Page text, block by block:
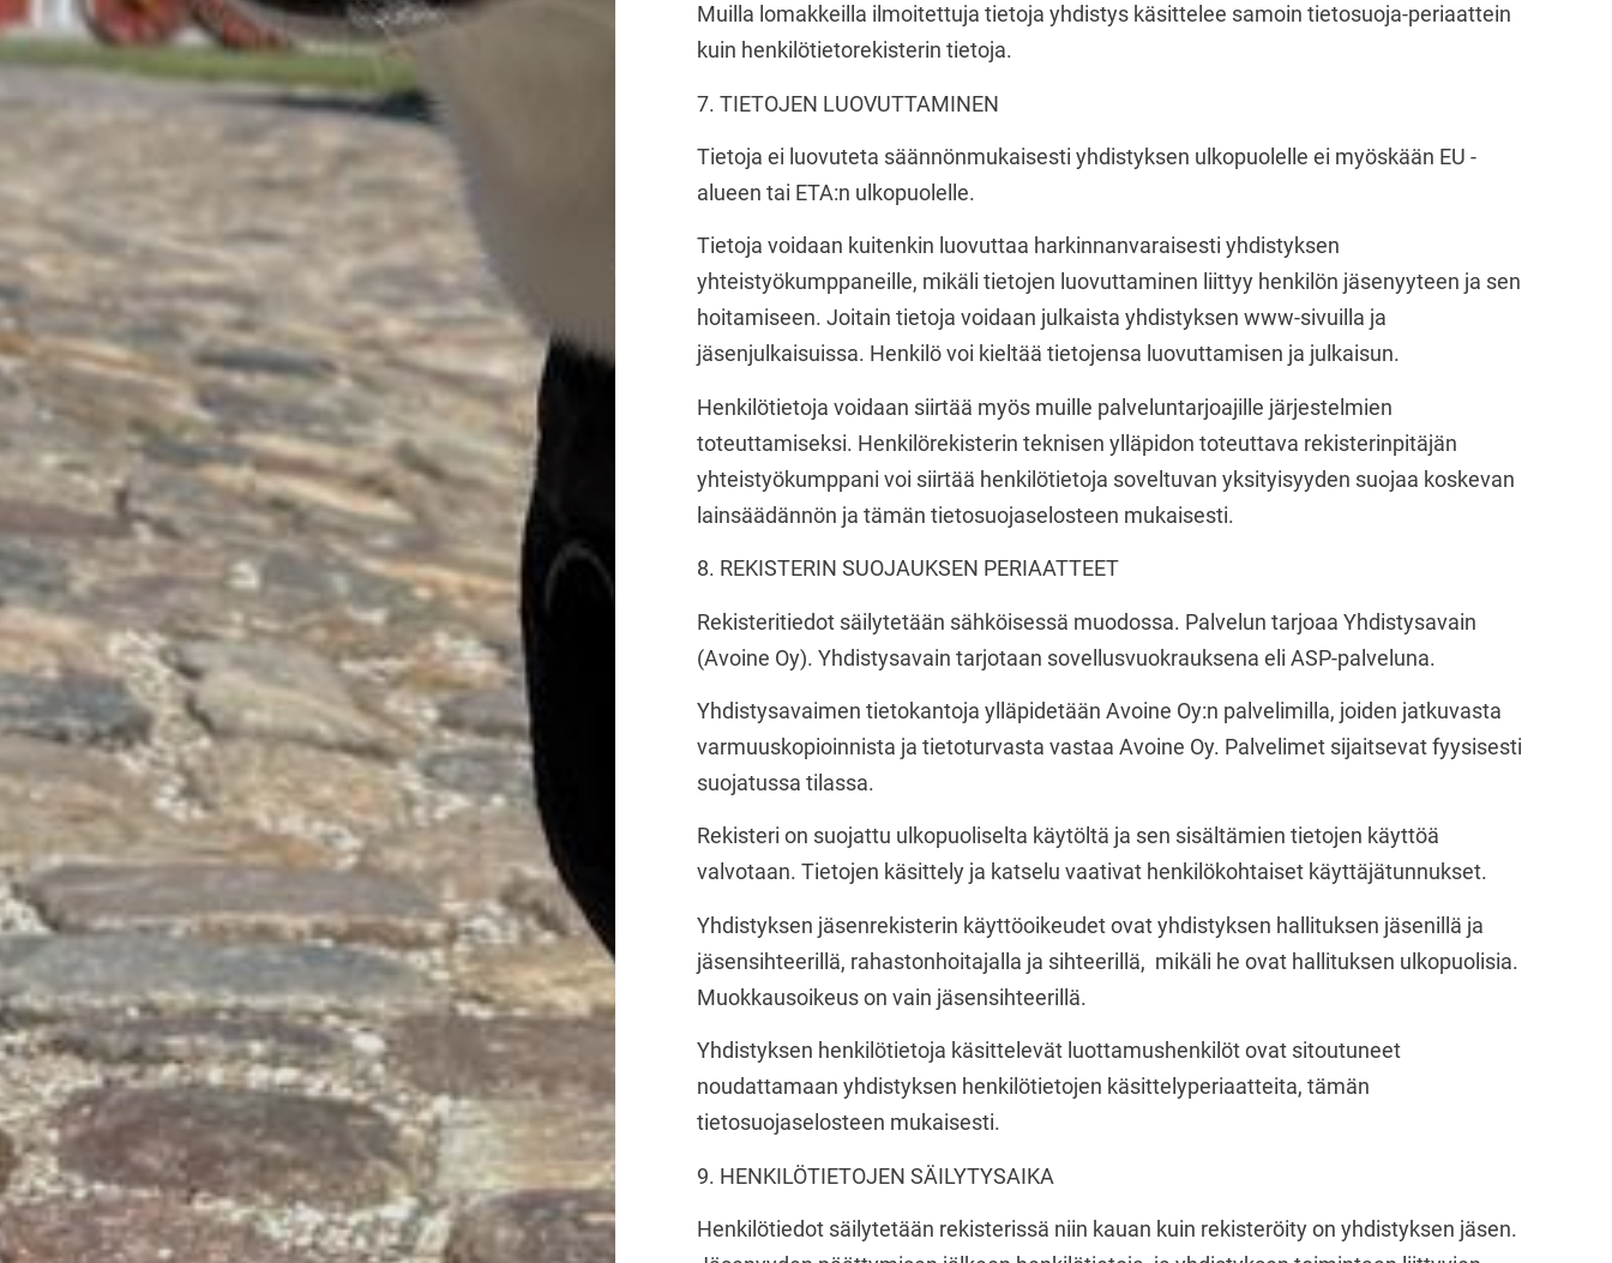
Muilla lomakkeilla ilmoitettuja tietoja yhdistys käsittelee samoin tietosuoja-periaattein
kuin henkilötietorekisterin tietoja.
7. TIETOJEN LUOVUTTAMINEN
Tietoja ei luovuteta säännönmukaisesti yhdistyksen ulkopuolelle ei myöskään EU -
alueen tai ETA:n ulkopuolelle.
Tietoja voidaan kuitenkin luovuttaa harkinnanvaraisesti yhdistyksen
yhteistyökumppaneille, mikäli tietojen luovuttaminen liittyy henkilön jäsenyyteen ja sen
hoitamiseen. Joitain tietoja voidaan julkaista yhdistyksen www-sivuilla ja
jäsenjulkaisuissa. Henkilö voi kieltää tietojensa luovuttamisen ja julkaisun.
Henkilötietoja voidaan siirtää myös muille palveluntarjoajille järjestelmien
toteuttamiseksi. Henkilörekisterin teknisen ylläpidon toteuttava rekisterinpitäjän
yhteistyökumppani voi siirtää henkilötietoja soveltuvan yksityisyyden suojaa koskevan
lainsäädännön ja tämän tietosuojaselosteen mukaisesti.
8. REKISTERIN SUOJAUKSEN PERIAATTEET
Rekisteritiedot säilytetään sähköisessä muodossa. Palvelun tarjoaa Yhdistysavain
(Avoine Oy). Yhdistysavain tarjotaan sovellusvuokrauksena eli ASP-palveluna.
Yhdistysavaimen tietokantoja ylläpidetään Avoine Oy:n palvelimilla, joiden jatkuvasta
varmuuskopioinnista ja tietoturvasta vastaa Avoine Oy. Palvelimet sijaitsevat fyysisesti
suojatussa tilassa.
Rekisteri on suojattu ulkopuoliselta käytöltä ja sen sisältämien tietojen käyttöä
valvotaan. Tietojen käsittely ja katselu vaativat henkilökohtaiset käyttäjätunnukset.
Yhdistyksen jäsenrekisterin käyttöoikeudet ovat yhdistyksen hallituksen jäsenillä ja
jäsensihteerillä, rahastonhoitajalla ja sihteerillä, mikäli he ovat hallituksen ulkopuolisia.
Muokkausoikeus on vain jäsensihteerillä.
Yhdistyksen henkilötietoja käsittelevät luottamushenkilöt ovat sitoutuneet
noudattamaan yhdistyksen henkilötietojen käsittelyperiaatteita, tämän
tietosuojaselosteen mukaisesti.
9. HENKILÖTIETOJEN SÄILYTYSAIKA
Henkilötiedot säilytetään rekisterissä niin kauan kuin rekisteröity on yhdistyksen jäsen.